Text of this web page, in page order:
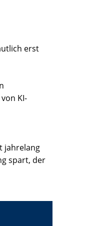
erst
KI-
jahrelang
spart, der